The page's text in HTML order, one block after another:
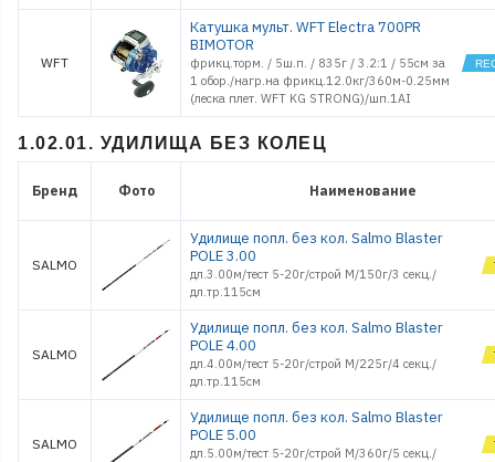
WFT
Катушка мульт. WFT Electra 700PR
BIMOTOR
фрикц.торм. / 5ш.п. / 835г / 3.2:1 / 55см за
1 обор./нагр.на фрикц.12.0кг/360м-0.25мм
(леска плет. WFT KG STRONG)/шп.1AI
1.02.01. УДИЛИЩА БЕЗ КОЛЕЦ
Бренд Фото Наименование
SALMO
Удилище попл. без кол. Salmo Blaster
POLE 3.00
дл.3.00м/тест 5-20г/строй M/150г/3 секц./
дл.тр.115см
SALMO
Удилище попл. без кол. Salmo Blaster
POLE 4.00
дл.4.00м/тест 5-20г/строй M/225г/4 секц./
дл.тр.115см
SALMO
Удилище попл. без кол. Salmo Blaster
POLE 5.00
дл.5.00м/тест 5-20г/строй M/360г/5 секц./